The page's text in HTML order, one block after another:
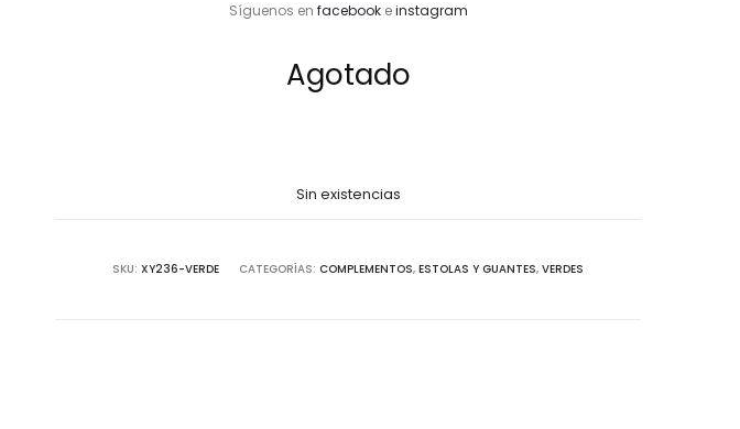
Síguenos en facebookeinstagram
Agotado
Sin existencias
SKU: XY236-VERDE CATEGORÍAS: COMPLEMENTOS, ESTOLAS Y GUANTES, VERDES